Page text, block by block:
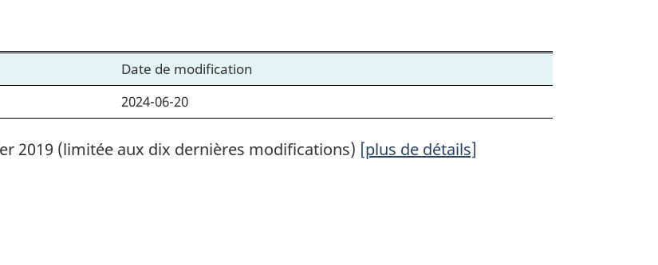
Date de modification
2024-06-20
2019 (limitée aux dix dernières modifications) [plus de détails]